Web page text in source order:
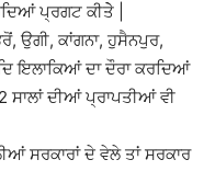
ਪ੍ਰਗਟ ਕੀਤੇੇ |
ਉਗੀ, ਕਾਂਗਨਾ, ਹੁਸੈਨਪੁਰ,
ਇਲਾਕਿਆਂ ਦਾ ਦੌਰਾ ਕਰਦਿਆਂ
ਸਾਲਾਂ ਦੀਆਂ ਪ੍ਰਾਪਤੀਆਂ ਵੀ
ਸਰਕਾਰਾਂ ਦੇ ਵੇਲੇ ਤਾਂ ਸਰਕਾਰ